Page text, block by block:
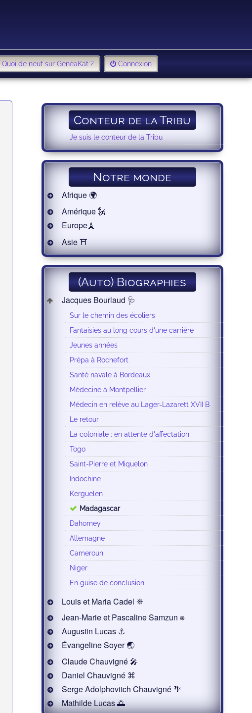
Quoi de neuf sur GénéaKat ? Connexion
Conteur de la Tribu
Je suis le conteur de la Tribu
Notre monde
Afrique 🌍
Amérique 🗽
Europe🗼
Asie ⛩
(Auto) Biographies
Jacques Bourlaud 🩺
Sur le chemin des écoliers
Fantaisies au long cours d'une carrière
Jeunes années
Prépa à Rochefort
Santé navale à Bordeaux
Médecine à Montpellier
Médecin en relève au Lager-Lazarett XVII B
Le retour
La coloniale : en attente d'affectation
Togo
Saint-Pierre et Miquelon
Indochine
Kerguelen
Madagascar
Dahomey
Allemagne
Cameroun
Niger
En guise de conclusion
Louis et Maria Cadel ⛯
Jean-Marie et Pascaline Samzun ⎈
Augustin Lucas ⚓
Évangeline Soyer 🌏
Claude Chauvigné 🎤
Daniel Chauvigné ⌘
Serge Adolphovitch Chauvigné 🌴
Mathilde Lucas 🌅